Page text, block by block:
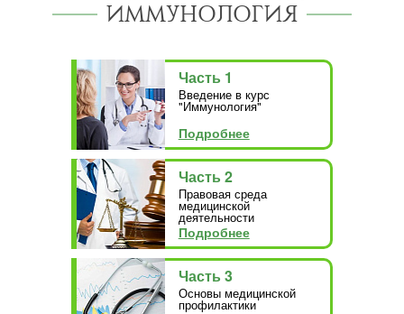
ИММУНОЛОГИЯ
Часть 1
Введение в курс
"Иммунология"
Подробнее
Часть 2
Правовая среда
медицинской
деятельности
Подробнее
Часть 3
Основы медицинской
профилактики